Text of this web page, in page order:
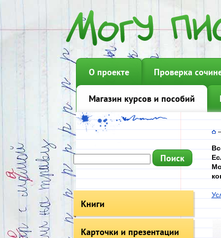
О проекте Проверка
Магазин курсов и пособий
Книги
Карточки и презентации